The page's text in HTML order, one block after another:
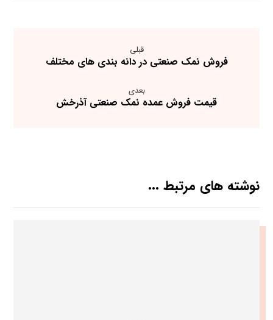
قبلی
فروش نمک صنعتی در دانه بندی های مختلف
بعدی
قیمت فروش عمده نمک صنعتی آذرخش
نوشته های مرتبط ...